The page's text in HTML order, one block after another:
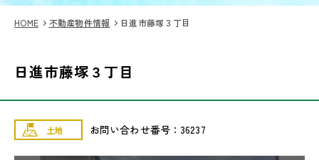
HOME 不動産物件情報 日進市藤塚３丁目
日進市藤塚３丁目
土地 お問い合わせ番号：36237